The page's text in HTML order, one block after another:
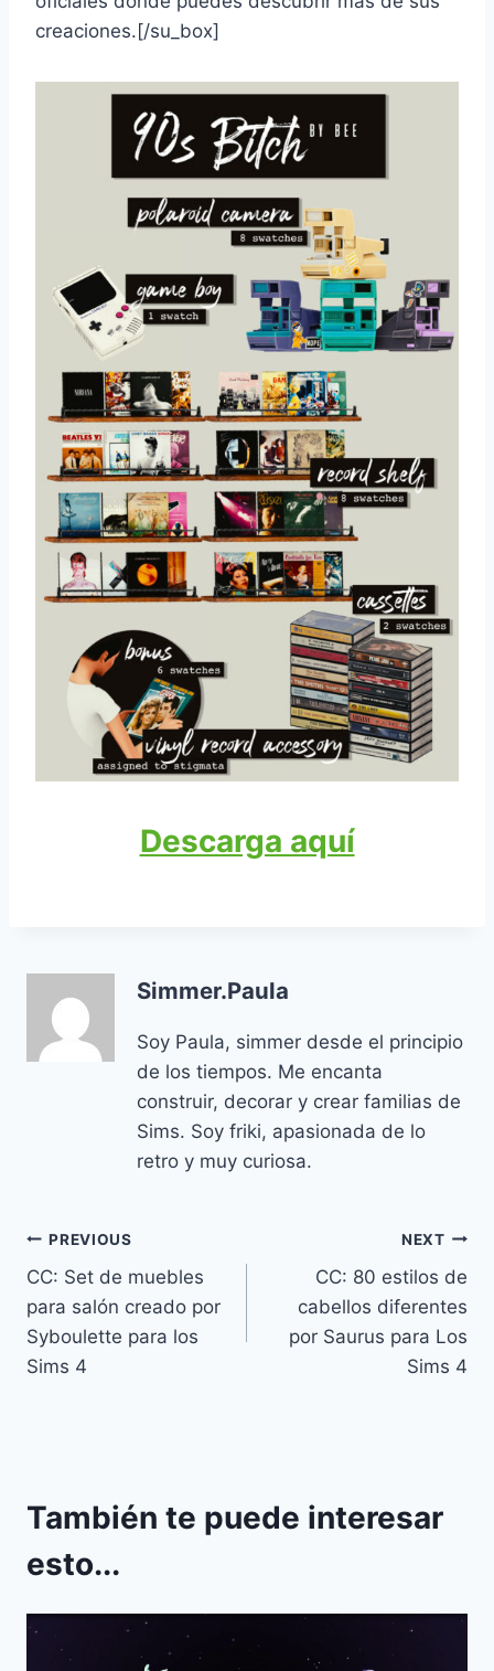
creaciones. [/su_box]
Descarga aquí
Simmer.Paula
Soy Paula, simmer desde el principio
de los tiempos. Me encanta
construir, decorar y crear familias de
Sims. Soy friki, apasionada de lo
retro y muy curiosa.
Navegación
de
entradas
PREVIOUS
CC: Set de muebles
para salón creado por
Syboulette para los
Sims 4
NEXT
CC: 80 estilos de
cabellos diferentes
por Saurus para Los
Sims 4
También te puede interesar
esto...